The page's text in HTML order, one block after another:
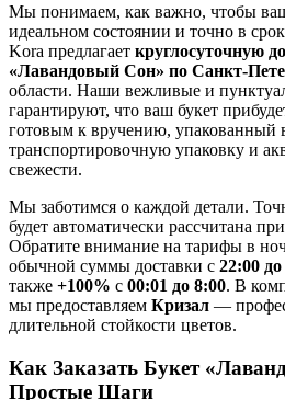
Мы понимаем, как важно, чтобы
идеальном состоянии и точно в
Kora предлагает круглосуточную
«Лавандовый Сон» по Санкт-
области. Наши вежливые и
гарантируют, что ваш букет
готовым к вручению, упакованный
транспортировочную упаковку и
свежести.
Мы заботимся о каждой детали.
будет автоматически рассчитана
Обратите внимание на тарифы в
обычной суммы доставки с 22:00
также +100% с 00:01 до 8:00. В
мы предоставляем Кризал —
длительной стойкости цветов.
Как Заказать Букет
Простые Шаги